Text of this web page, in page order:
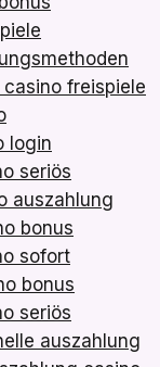
freispiele
login
seriös
auszahlung
bonus
sofort
bonus
seriös
auszahlung